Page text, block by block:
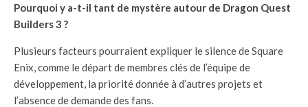
Pourquoi y a-t-il tant de mystère autour de Dragon Quest
Builders 3 ?
Plusieurs facteurs pourraient expliquer le silence de Square
Enix, comme le départ de membres clés de l’équipe de
développement, la priorité donnée à d’autres projets et
l’absence de demande des fans.